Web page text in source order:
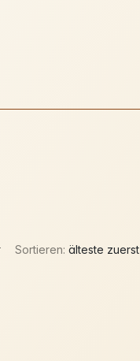
Sortieren:älteste zuerst